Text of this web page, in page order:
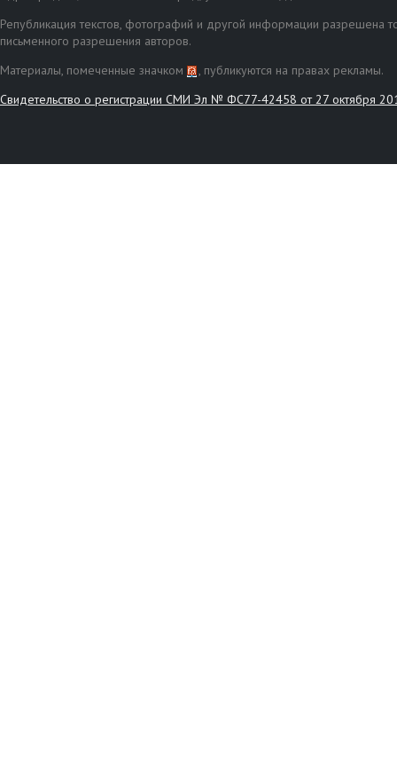
Републикация текстов, фотографий и другой информации разрешена
письменного разрешения авторов.
Материалы, помеченные значком
, публикуются на правах рекламы.
Свидетельство о регистрации СМИ Эл № ФС77-42458 от 27 октября